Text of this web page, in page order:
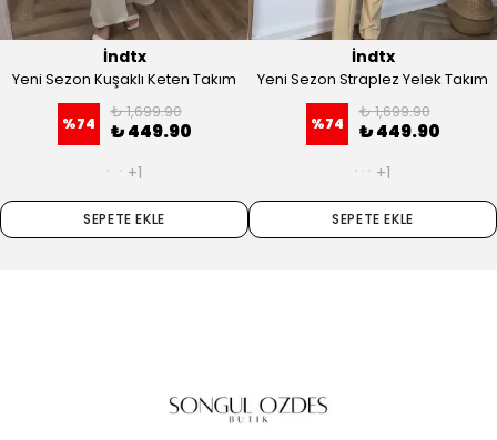
İndtx
Yeni Sezon Kuşaklı Keten Takım
%74
₺ 1,699.90
₺ 449.90
+1
SEPETE EKLE
İndtx
Yeni Sezon Straplez Yelek Takım
%74
₺ 1,699.90
₺ 449.90
+1
SEPETE EKLE